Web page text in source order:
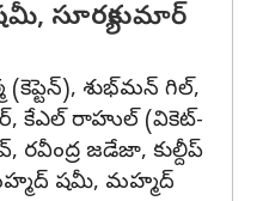
సూర్యకుమార్
(కెప్టెన్), శుభ్‌మన్ గిల్,
కేఎల్ రాహుల్ (వికెట్-
జడేజా, కుల్దీప్
షమీ, మహ్మద్